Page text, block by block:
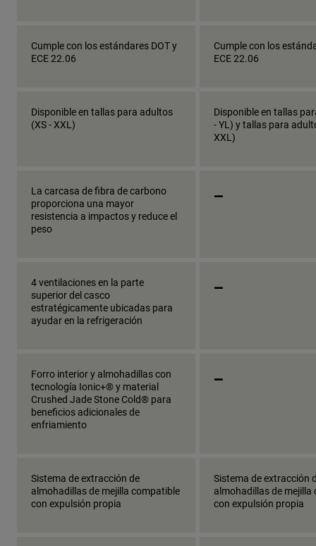
Cumple con los estándares DOT y
ECE 22.06
Cumple con los
ECE 22.06
Disponible en tallas para adultos
(XS - XXL)
Disponible en tallas
- YL) y tallas para
XXL)
La carcasa de fibra de carbono
proporciona una mayor
resistencia a impactos y reduce el
peso
_
4 ventilaciones en la parte
superior del casco
estratégicamente ubicadas para
ayudar en la refrigeración
_
Forro interior y almohadillas con
tecnología Ionic+® y material
Crushed Jade Stone Cold® para
beneficios adicionales de
enfriamiento
_
Sistema de extracción de
almohadillas de mejilla compatible
con expulsión propia
Sistema de extracción
almohadillas de mejilla
con expulsión propia